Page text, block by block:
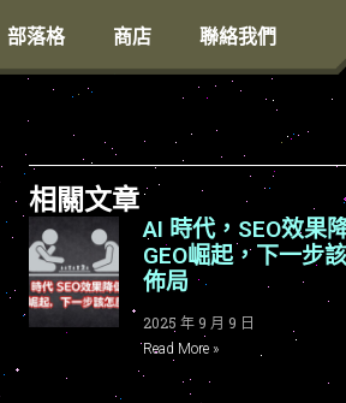
部落格 商店 聯絡我們
相關文章
AI 時代，SEO效果
GEO崛起，下一步
佈局
2025 年 9 月 9 日
Read More »